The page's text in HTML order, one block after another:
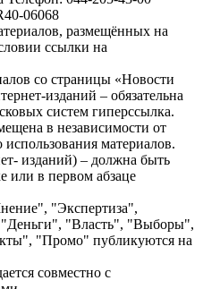
06068
размещённых на
ссылки на
со страницы «Новости
изданий – обязательна
систем гиперссылка.
в независимости от
материалов.
изданий) – должна быть
или в первом абзаце
"Экспертиза",
"Власть", "Выборы",
"Промо" публикуются на
совместно с